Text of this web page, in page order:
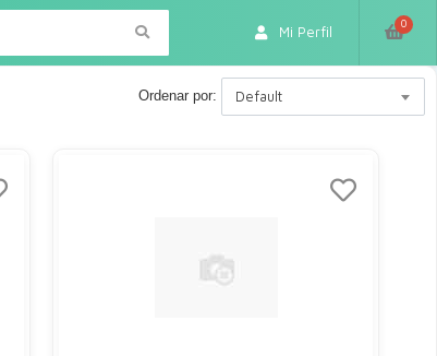
0
Mi Perfil
Ordenar por: Default